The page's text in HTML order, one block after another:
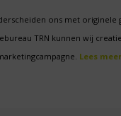
ons met
TRN kunnen wij
Lees